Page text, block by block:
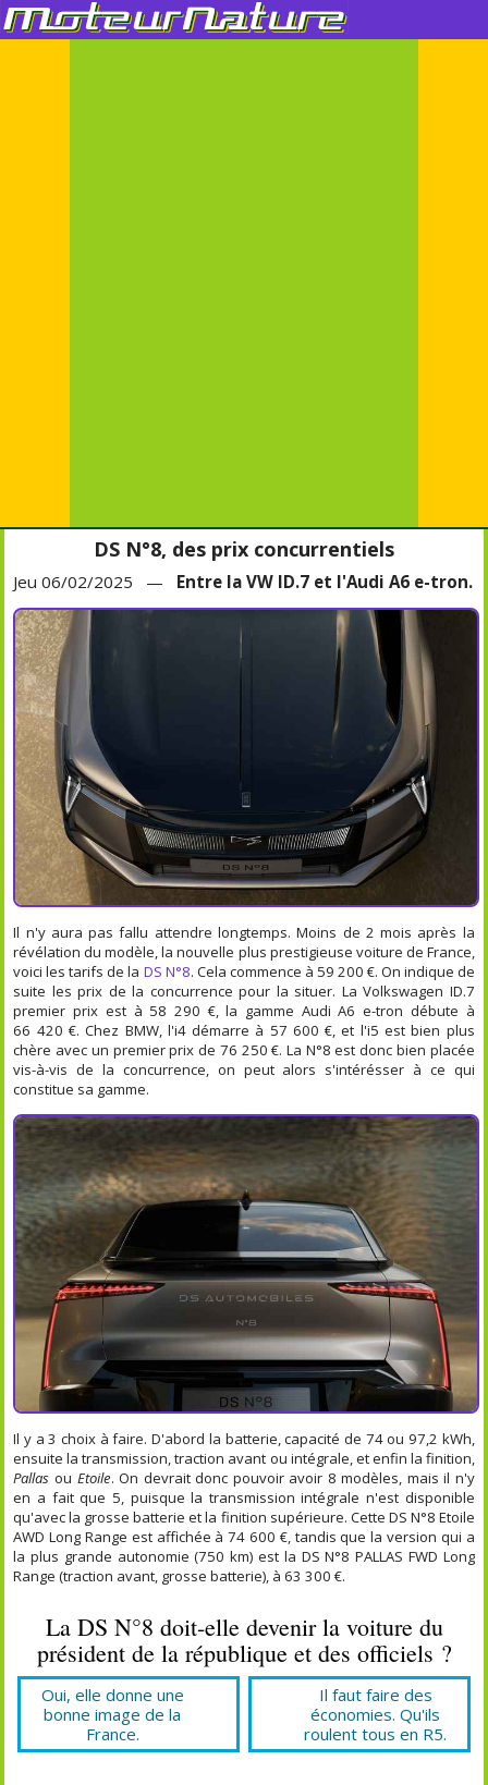
DS N°8, des prix concurrentiels
Jeu 06/02/2025 — Entre la VW ID.7 et l'Audi A6 e-tron.
Il n'y aura pas fallu attendre longtemps. Moins de 2 mois après la
révélation du modèle, la nouvelle plus prestigieuse voiture de France,
voici les tarifs de la DS N°8. Cela commence à 59 200 €. On indique de
suite les prix de la concurrence pour la situer. La Volkswagen ID.7
premier prix est à 58 290 €, la gamme Audi A6 e-tron débute à
66 420 €. Chez BMW, l'i4 démarre à 57 600 €, et l'i5 est bien plus
chère avec un premier prix de 76 250 €. La N°8 est donc bien placée
vis-à-vis de la concurrence, on peut alors s'intérésser à ce qui
constitue sa gamme.
Il y a 3 choix à faire. D'abord la batterie, capacité de 74 ou 97,2 kWh,
ensuite la transmission, traction avant ou intégrale, et enfin la finition,
Pallas ou Etoile. On devrait donc pouvoir avoir 8 modèles, mais il n'y
en a fait que 5, puisque la transmission intégrale n'est disponible
qu'avec la grosse batterie et la finition supérieure. Cette DS N°8 Etoile
AWD Long Range est affichée à 74 600 €, tandis que la version qui a
la plus grande autonomie (750 km) est la DS N°8 PALLAS FWD Long
Range (traction avant, grosse batterie), à 63 300 €.
La DS N°8 doit-elle devenir la voiture du
président de la république et des officiels ?
Oui, elle donne une
bonne image de la
France.
Il faut faire des
économies. Qu'ils
roulent tous en R5.